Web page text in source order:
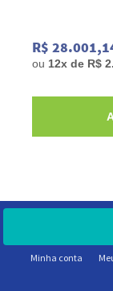
R$
ou 12x de R$
Minha conta